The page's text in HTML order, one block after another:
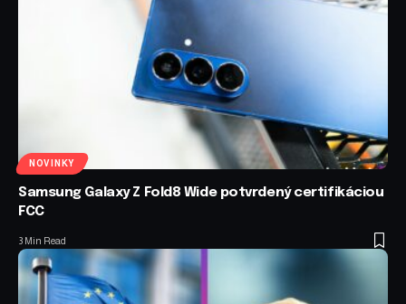
NOVINKY
Samsung Galaxy Z Fold8 Wide potvrdený certifikáciou
FCC
3 Min Read